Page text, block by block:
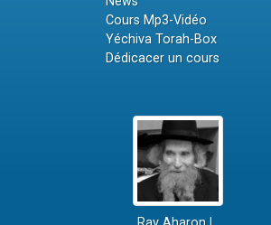
Cours Mp3-Vidéo
Yéchiva Torah-Box
Dédicacer un cours